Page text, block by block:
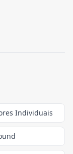
Individuais